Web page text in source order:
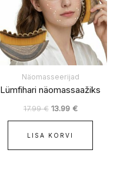
Näomasseerijad
Lümfihari näomassaažiks
17.99€ 13.99 €
LISA KORVI